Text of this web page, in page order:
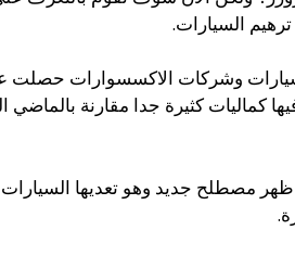
السيارات.
وشركات الاكسسوارات
كماليات كثيرة جدا مقارنة
مصطلح جديد وهو تعديها